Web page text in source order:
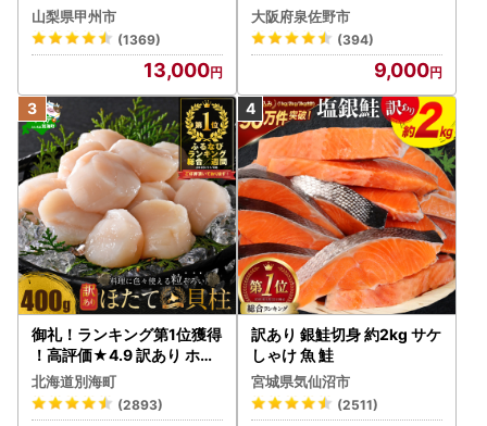
カット 約1.3kg 2～3房【2
026年発送】（MG）B12-
472 FN-Limited-VO シャ
インマスカット フルーツ
山梨県甲州市
(1369)
13,000
大阪府泉佐野市
(394)
9,000
御礼！ランキング第1位獲得
！高評価★4.9 訳あり ホタ
テ 400g（ほたて 帆立 貝柱
冷凍 ）
北海道別海町
(2893)
訳あり 銀鮭切身 約2kg サケ
しゃけ 魚 鮭
宮城県気仙沼市
(2511)